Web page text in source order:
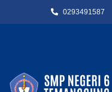
0293491587